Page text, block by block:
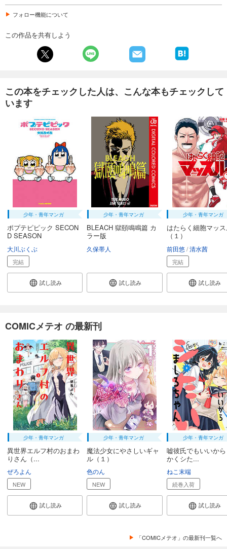
フォロー機能について
この作品を共有しよう
この本をチェックした人は、こんな本もチェックして
います
少年・青年マンガ
ポプテピピック SECON
D SEASON
大川ぶくぶ
完結
試し読み
少年・青年マンガ
BLEACH 獄頤鳴鳴篇 カ
ラー版
久保帯人
試し読み
少年・青年マンガ
はたらく細胞マッ
（１）
前田悠 清水茜
完結
試し読み
COMICメテオ の最新刊
少年・青年マンガ
異世界エルフ村のおまわ
りさん（...
ぜろよん
NEW
試し読み
少年・青年マンガ
魔法少女にやさしいギャ
ル（１）
色のん
NEW
試し読み
少年・青年マンガ
嘘彼氏でもいいか
かくシた...
ねこ末端
続巻入荷
試し読み
「COMICメテオ」の最新刊一覧へ